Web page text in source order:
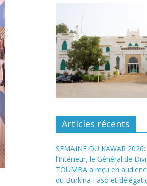
Articles récents
SEMAINE DU KAWAR
l’Intérieur, le Général de
TOUMBA a reçu en
du Burkina Faso et